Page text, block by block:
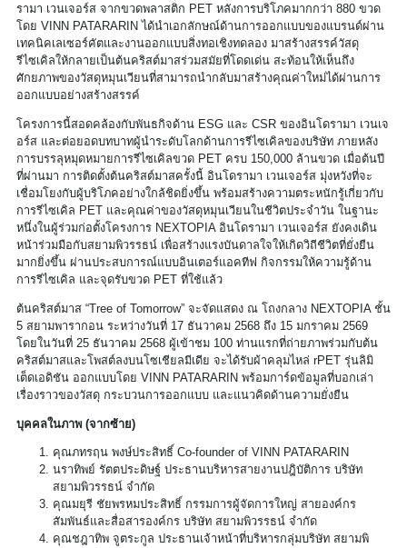
รามา เวนเจอร์ส จากขวดพลาสติก PET หลังการบริโภคมากกว่า 880 ขวด
โดย VINN PATARARIN ได้นำเอกลักษณ์ด้านการออกแบบของแบรนด์ผ่าน
เทคนิคเลเซอร์คัตและงานออกแบบสิ่งทอเชิงทดลอง มาสร้างสรรค์วัสดุ
รีไซเคิลให้กลายเป็นต้นคริสต์มาสร่วมสมัยที่โดดเด่น สะท้อนให้เห็นถึง
ศักยภาพของวัสดุหมุนเวียนที่สามารถนำกลับมาสร้างคุณค่าใหม่ได้ผ่านการ
ออกแบบอย่างสร้างสรรค์
โครงการนี้สอดคล้องกับพันธกิจด้าน ESG และ CSR ของอินโดรามา เวนเจ
อร์ส และต่อยอดบทบาทผู้นำระดับโลกด้านการรีไซเคิลของบริษัท ภายหลัง
การบรรลุหมุดหมายการรีไซเคิลขวด PET ครบ 150,000 ล้านขวด เมื่อต้นปี
ที่ผ่านมา การติดตั้งต้นคริสต์มาสครั้งนี้ อินโดรามา เวนเจอร์ส มุ่งหวังที่จะ
เชื่อมโยงกับผู้บริโภคอย่างใกล้ชิดยิ่งขึ้น พร้อมสร้างความตระหนักรู้เกี่ยวกับ
การรีไซเคิล PET และคุณค่าของวัสดุหมุนเวียนในชีวิตประจำวัน ในฐานะ
หนึ่งในผู้ร่วมก่อตั้งโครงการ NEXTOPIA อินโดรามา เวนเจอร์ส ยังคงเดิน
หน้าร่วมมือกับสยามพิวรรธน์ เพื่อสร้างแรงบันดาลใจให้เกิดวิถีชีวิตที่ยั่งยืน
มากยิ่งขึ้น ผ่านประสบการณ์แบบอินเตอร์แอคทีฟ กิจกรรมให้ความรู้ด้าน
การรีไซเคิล และจุดรับขวด PET ที่ใช้แล้ว
ต้นคริสต์มาส “Tree of Tomorrow” จะจัดแสดง ณ โถงกลาง NEXTOPIA ชั้น
5 สยามพารากอน ระหว่างวันที่ 17 ธันวาคม 2568 ถึง 15 มกราคม 2569
โดยในวันที่ 25 ธันวาคม 2568 ผู้เข้าชม 100 ท่านแรกที่ถ่ายภาพร่วมกับต้น
คริสต์มาสและโพสต์ลงบนโซเชียลมีเดีย จะได้รับผ้าคลุมไหล่ rPET รุ่นลิมิ
เต็ดเอดิชัน ออกแบบโดย VINN PATARARIN พร้อมการ์ดข้อมูลที่บอกเล่า
เรื่องราวของวัสดุ กระบวนการออกแบบ และแนวคิดด้านความยั่งยืน
บุคคลในภาพ (จากซ้าย)
คุณภทรฤน พงษ์ประสิทธิ์ Co-founder of VINN PATARARIN
นราทิพย์ รัตตประดิษฐ์ ประธานบริหารสายงานปฎิบัติการ บริษัท
สยามพิวรรธน์ จำกัด
คุณมยุรี ชัยพรหมประสิทธิ์ กรรมการผู้จัดการใหญ่ สายองค์กร
สัมพันธ์และสื่อสารองค์กร บริษัท สยามพิวรรธน์ จำกัด
คุณชฎาทิพ จูตระกูล ประธานเจ้าหน้าที่บริหารกลุ่มบริษัท สยามพิ